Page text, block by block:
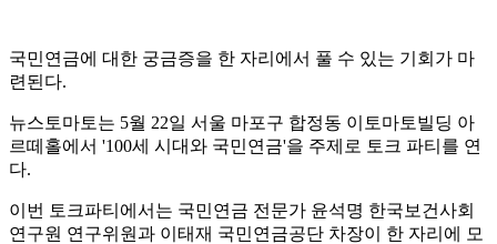
국민연금에 대한 궁금증을 한 자리에서 풀 수 있는 기회가 마
련된다.
뉴스토마토는 5월 22일 서울 마포구 합정동 이토마토빌딩 아
르떼홀에서 '100세 시대와 국민연금'을 주제로 토크 파티를 연
다.
이번 토크파티에서는 국민연금 전문가 윤석명 한국보건사회
연구원 연구위원과 이태재 국민연금공단 차장이 한 자리에 모